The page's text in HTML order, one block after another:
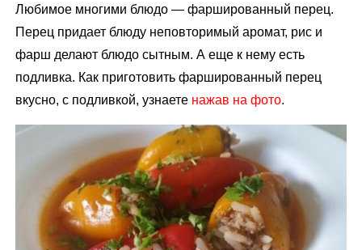
Любимое многими блюдо — фаршированный перец.
Перец придает блюду неповторимый аромат, рис и
фарш делают блюдо сытным. А еще к нему есть
подливка. Как приготовить фаршированный перец
вкусно, с подливкой, узнаете нажав на фото.